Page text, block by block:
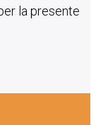
la presente